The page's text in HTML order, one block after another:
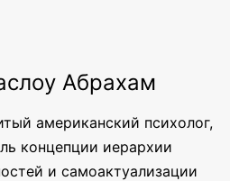
Абрахам
американский психолог,
концепции иерархии
и самоактуализации